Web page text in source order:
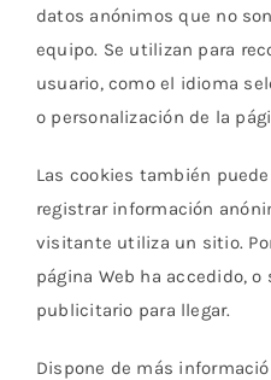
datos anónimos que no
equipo. Se utilizan para
usuario, como el idioma
o personalización de la
Las cookies también
registrar información
visitante utiliza un sitio.
página Web ha accedido,
publicitario para llegar.
Dispone de más